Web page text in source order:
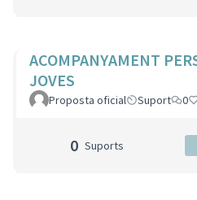
ACOMPANYAMENT
JOVES
Proposta oficial Suport 0
0 Suports